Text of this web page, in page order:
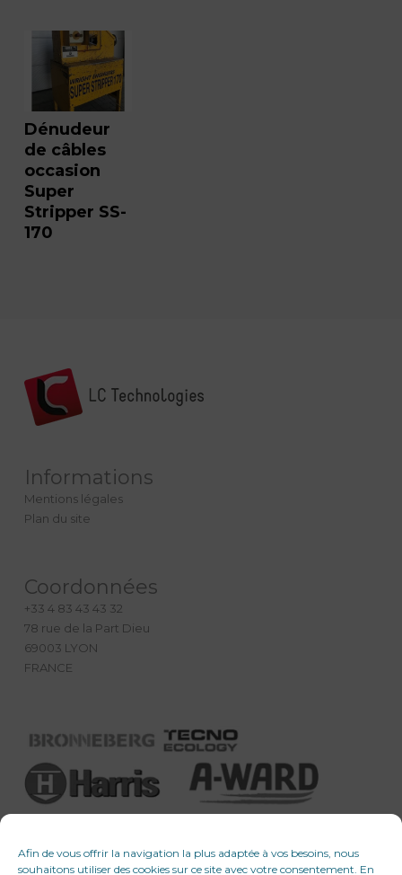
Afin de vous offrir la navigation la plus adaptée à vos besoins, nous
souhaitons utiliser des cookies sur ce site avec votre consentement. En
Dénudeur
de câbles
occasion
Super
Stripper SS-
170
Informations
Mentions légales
Plan du site
Coordonnées
+33 4 83 43 43 32
78 rue de la Part Dieu
69003 LYON
FRANCE